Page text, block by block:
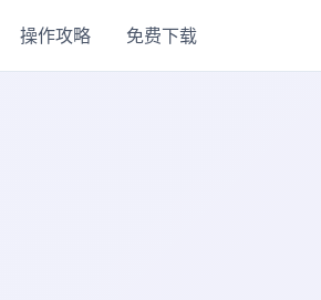
操作攻略 免费下载